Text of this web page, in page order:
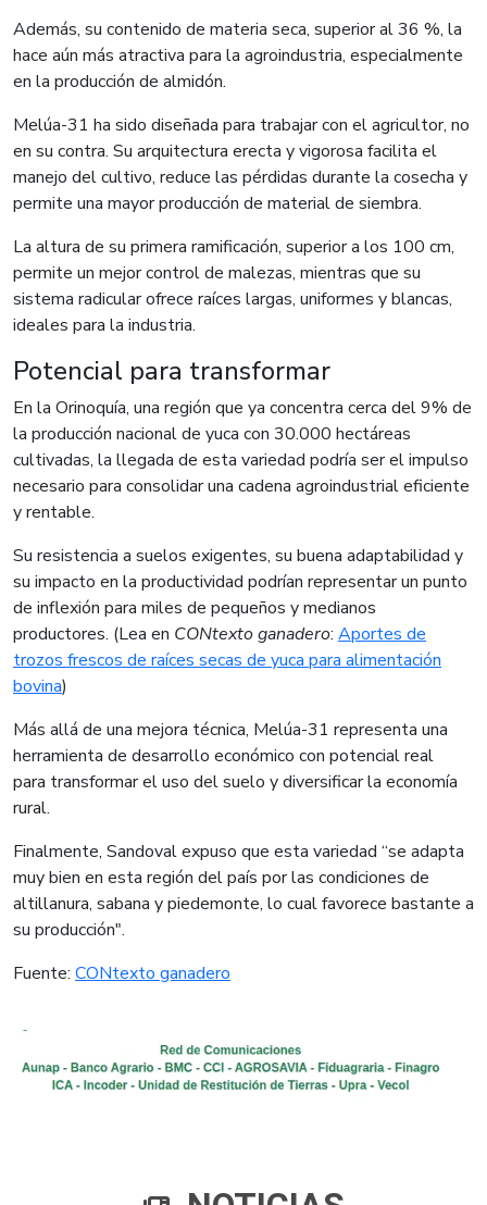
Además, su contenido de materia seca, superior al 36 %, la
hace aún más atractiva para la agroindustria, especialmente
en la producción de almidón.
Melúa-31 ha sido diseñada para trabajar con el agricultor, no
en su contra. Su arquitectura erecta y vigorosa facilita el
manejo del cultivo, reduce las pérdidas durante la cosecha y
permite una mayor producción de material de siembra.
La altura de su primera ramificación, superior a los 100 cm,
permite un mejor control de malezas, mientras que su
sistema radicular ofrece raíces largas, uniformes y blancas,
ideales para la industria.
Potencial para transformar
En la Orinoquía, una región que ya concentra cerca del 9% de
la producción nacional de yuca con 30.000 hectáreas
cultivadas, la llegada de esta variedad podría ser el impulso
necesario para consolidar una cadena agroindustrial eficiente
y rentable.
Su resistencia a suelos exigentes, su buena adaptabilidad y
su impacto en la productividad podrían representar un punto
de inflexión para miles de pequeños y medianos
productores. (Lea en CONtexto ganadero: Aportes de
trozos frescos de raíces secas de yuca para alimentación
bovina)
Más allá de una mejora técnica, Melúa-31 representa una
herramienta de desarrollo económico con potencial real
para transformar el uso del suelo y diversificar la economía
rural.
Finalmente, Sandoval expuso que esta variedad “se adapta
muy bien en esta región del país por las condiciones de
altillanura, sabana y piedemonte, lo cual favorece bastante a
su producción".
​Fuente: CONtexto ganadero​